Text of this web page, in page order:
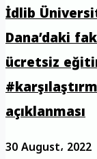
İdlib
Dana’daki
ücretsiz
açıklanması
30 August، 2022